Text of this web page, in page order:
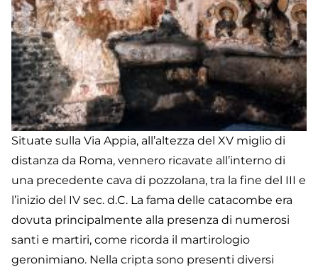
Situate sulla Via Appia, all’altezza del XV miglio di
distanza da Roma, vennero ricavate all’interno di
una precedente cava di pozzolana, tra la fine del III e
l’inizio del IV sec. d.C. La fama delle catacombe era
dovuta principalmente alla presenza di numerosi
santi e martiri, come ricorda il martirologio
geronimiano. Nella cripta sono presenti diversi